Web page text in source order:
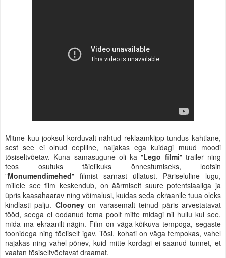
Mitme kuu jooksul korduvalt nähtud reklaamklipp tundus kahtlane,
sest see ei olnud eepiline, naljakas ega kuidagi muud moodi
tõsiseltvõetav. Kuna samasugune oli ka "Lego filmi" trailer ning
teos osutuks täielikuks õnnestumiseks, lootsin
"Monumendimehed" filmist sarnast üllatust. Päriseluline lugu,
millele see film keskendub, on äärmiselt suure potentsiaaliga ja
üpris kaasahaarav ning võimalusi, kuidas seda ekraanile tuua oleks
kindlasti palju. Clooneyon varasemalt teinud päris arvestatavat
tööd, seega ei oodanud tema poolt mitte midagi nii hullu kui see,
mida ma ekraanilt nägin. Film on väga kõikuva tempoga, segaste
toonidega ning tõeliselt igav. Tõsi, kohati on väga tempokas, vahel
najakas ning vahel põnev, kuid mitte kordagi ei saanud tunnet, et
vaatan tõsiseltvõetavat draamat.